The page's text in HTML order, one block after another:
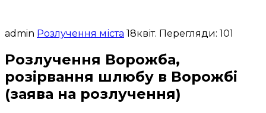
admin Розлучення міста 18квіт. Перегляди: 101
Розлучення Ворожба,
розірвання шлюбу в Ворожбі
(заява на розлучення)